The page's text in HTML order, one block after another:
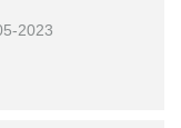
2023